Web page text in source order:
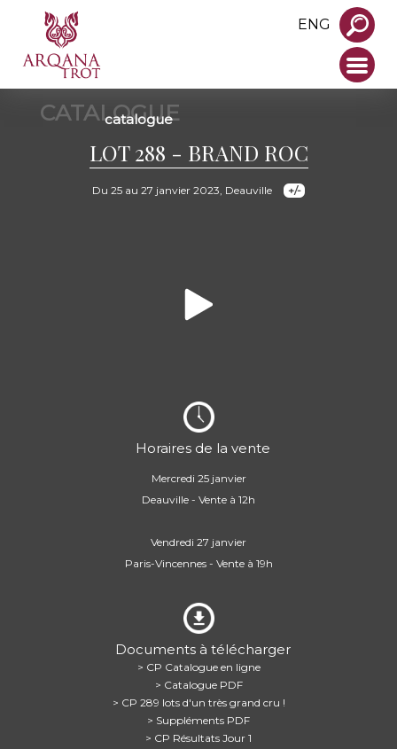
ENG
CATALOGUE
catalogue
LOT 288 - BRAND ROC
Du 25 au 27 janvier 2023, Deauville
Horaires de la vente
Mercredi 25 janvier
Deauville - Vente à 12h
Vendredi 27 janvier
Paris-Vincennes - Vente à 19h
Documents à télécharger
> CP Catalogue en ligne
> Catalogue PDF
> CP 289 lots d'un très grand cru !
> Suppléments PDF
> CP Résultats Jour 1